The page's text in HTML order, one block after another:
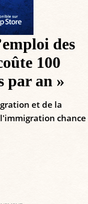
des
100
par an »
et de la
chance